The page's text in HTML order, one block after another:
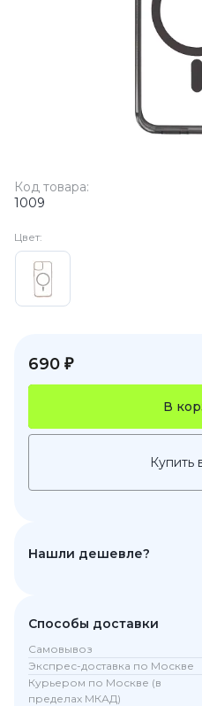
Код товара:
1009
Цвет:
690 ₽
В
Купить
Нашли дешевле?
Способы доставки
Самовывоз
Экспрес-доставка по Москве
Курьером по Москве (в
пределах МКАД)